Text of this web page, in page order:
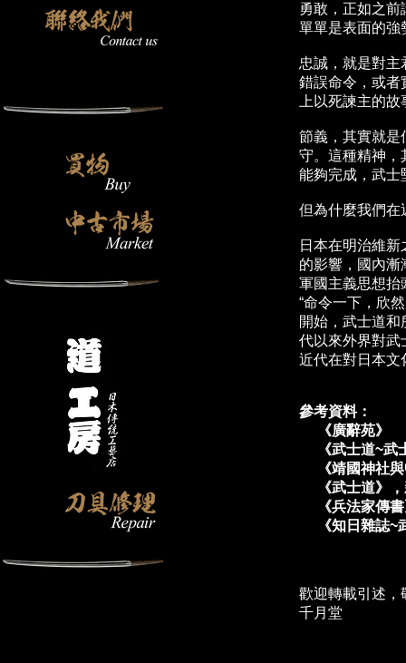
勇敢，正如之
單單是表面的強
忠誠，就是對主
錯誤命令，或者
上以死諫主的
節義，其實就是
守。這種精神，
能夠完成，武士
但為什麼我們在
日本在明治維
的影響，國內漸
軍國主義思想抬
“命令一下，欣
開始，武士道
代以來外界對武
近代在對日本
參考資料：
《廣辭苑》
《武士道~
《靖國神社
《武士道》
《兵法家傳
《知日雜誌~
歡迎轉載引述，
千月堂